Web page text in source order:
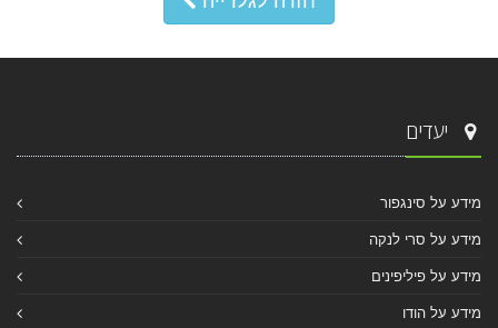
יעדים
מידע על סינגפור
מידע על סרי לנקה
מידע על פיליפינים
מידע על הודו